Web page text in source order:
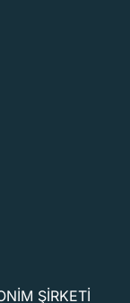
ŞİRKETİ